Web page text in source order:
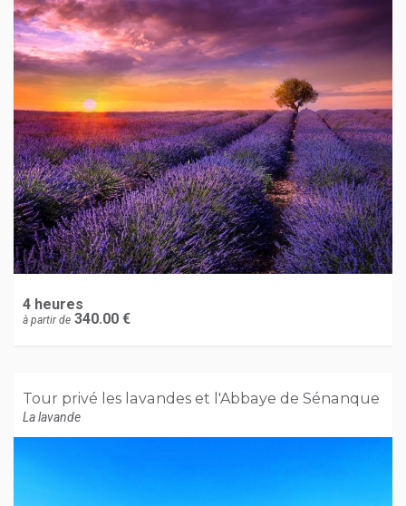
4 heures
à partir de 340.00 €
Tour privé les lavandes et l'Abbaye de Sénanque
La lavande